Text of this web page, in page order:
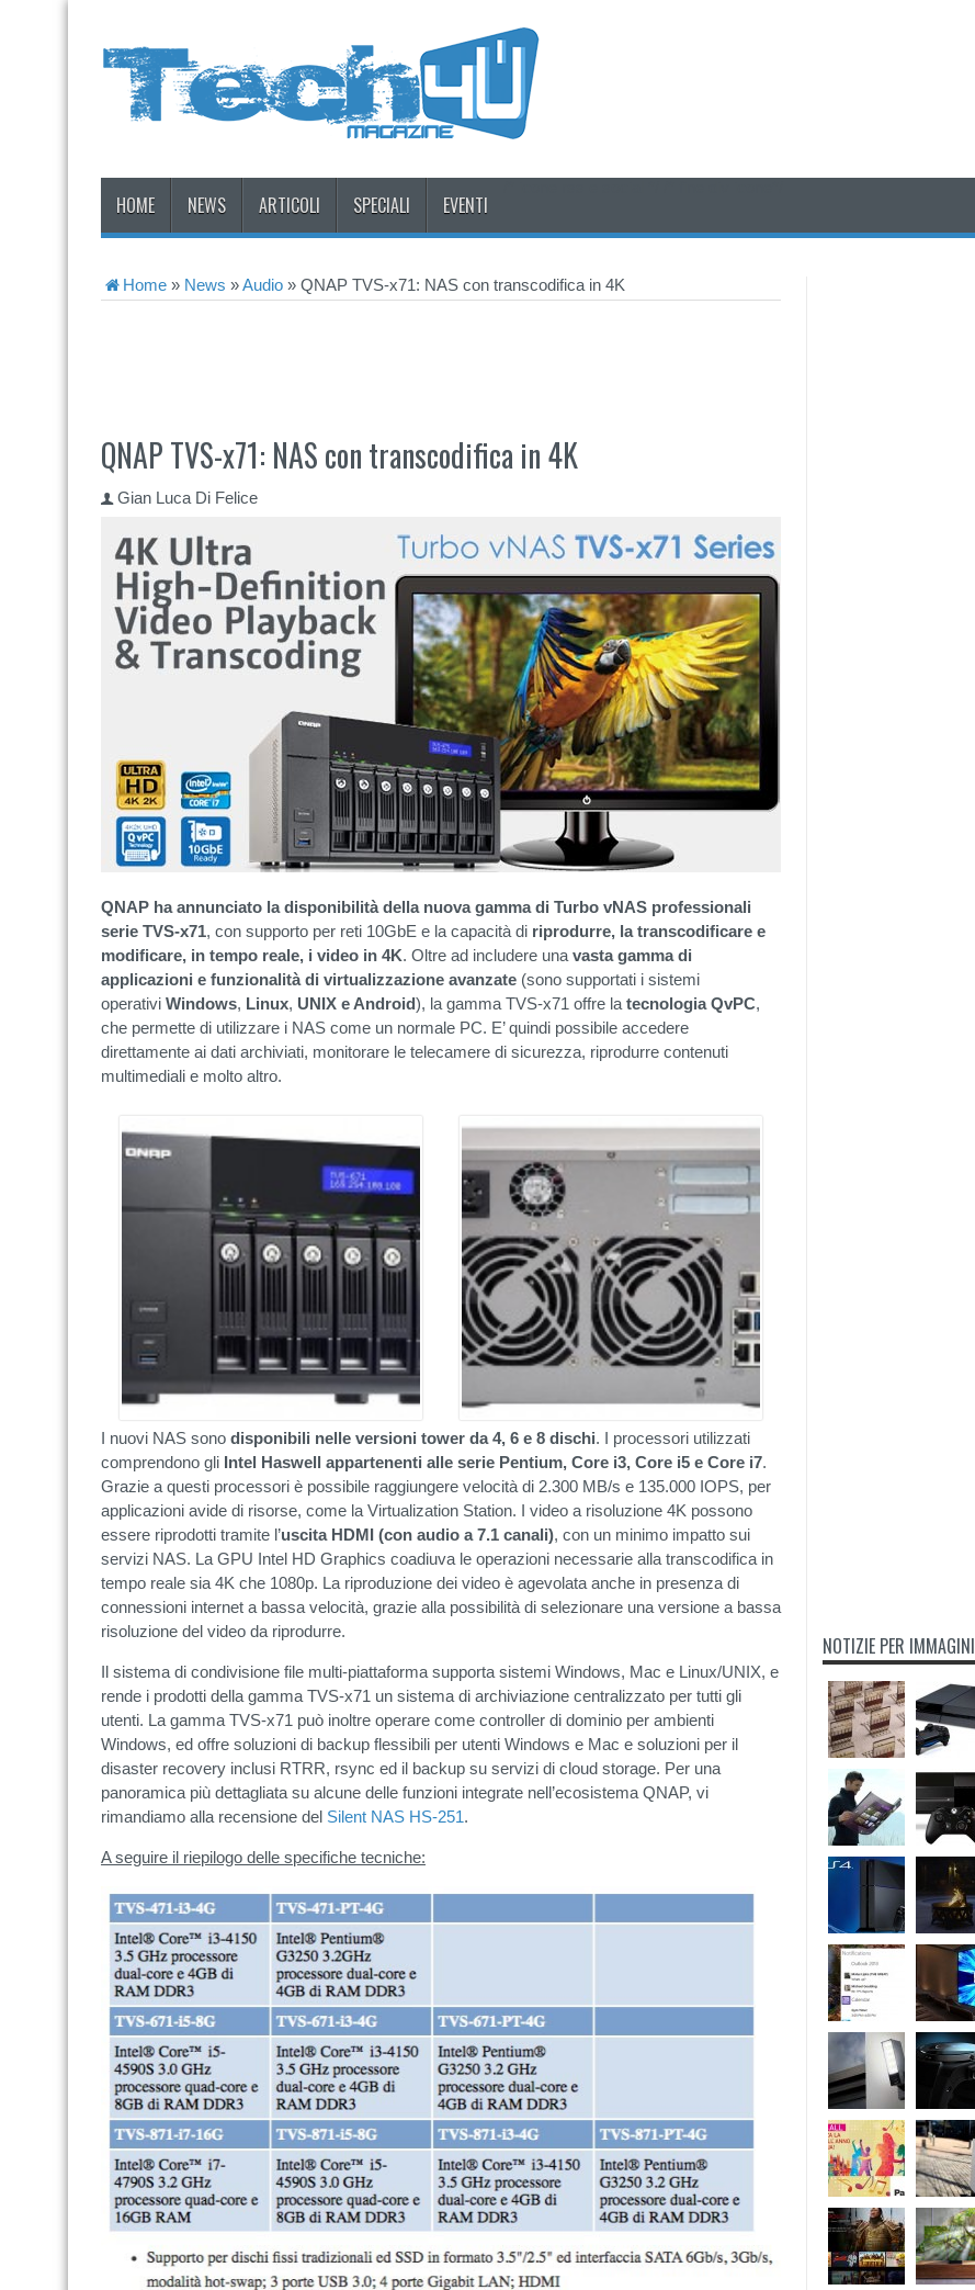
HOME NEWS ARTICOLI SPECIALI EVENTI
Home » News »Audio » QNAP TVS-x71: NAS con transcodifica in 4K
QNAP TVS-x71: NAS con transcodifica in 4K
Gian Luca Di Felice
QNAP ha annunciato la disponibilità della nuova gamma di Turbo vNAS professionali
serie TVS-x71, con supporto per reti 10GbE e la capacità di riprodurre, la transcodificare e
modificare, in tempo reale, i video in 4K. Oltre ad includere una vasta gamma di
applicazioni e funzionalità di virtualizzazione avanzate (sono supportati i sistemi
operativi Windows, Linux, UNIX e Android), la gamma TVS-x71 offre la tecnologia QvPC,
che permette di utilizzare i NAS come un normale PC. E’ quindi possibile accedere
direttamente ai dati archiviati, monitorare le telecamere di sicurezza, riprodurre contenuti
multimediali e molto altro.
I nuovi NAS sono disponibili nelle versioni tower da 4, 6 e 8 dischi. I processori utilizzati
comprendono gli Intel Haswell appartenenti alle serie Pentium, Core i3, Core i5 e Core i7.
Grazie a questi processori è possibile raggiungere velocità di 2.300 MB/s e 135.000 IOPS, per
applicazioni avide di risorse, come la Virtualization Station. I video a risoluzione 4K possono
essere riprodotti tramite l’uscita HDMI (con audio a 7.1 canali), con un minimo impatto sui
servizi NAS. La GPU Intel HD Graphics coadiuva le operazioni necessarie alla transcodifica in
tempo reale sia 4K che 1080p. La riproduzione dei video è agevolata anche in presenza di
connessioni internet a bassa velocità, grazie alla possibilità di selezionare una versione a bassa
risoluzione del video da riprodurre.
Il sistema di condivisione file multi-piattaforma supporta sistemi Windows, Mac e Linux/UNIX, e
rende i prodotti della gamma TVS-x71 un sistema di archiviazione centralizzato per tutti gli
utenti. La gamma TVS-x71 può inoltre operare come controller di dominio per ambienti
Windows, ed offre soluzioni di backup flessibili per utenti Windows e Mac e soluzioni per il
disaster recovery inclusi RTRR, rsync ed il backup su servizi di cloud storage. Per una
panoramica più dettagliata su alcune delle funzioni integrate nell’ecosistema QNAP, vi
rimandiamo alla recensione del Silent NAS HS-251.
A seguire il riepilogo delle specifiche tecniche:
NOTIZIE PER IMMAGINI